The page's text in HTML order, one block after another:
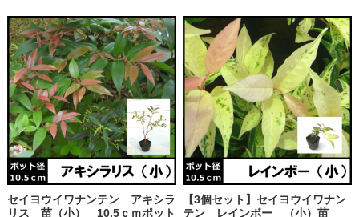
セイヨウイワナンテン アキシラ
リス 苗（小） 10.5ｃｍポット
【3個セット】セイヨウイワナン
テン レインボー （小）苗